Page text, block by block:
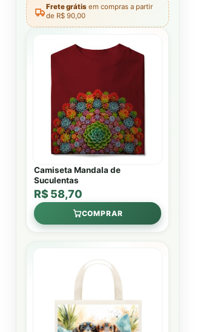
Frete grátis em compras a partir
de R$ 90,00
Camiseta Mandala de
Suculentas
R$ 58,70
COMPRAR